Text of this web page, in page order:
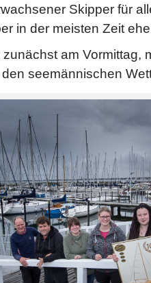
Skipper für
in der meisten Zeit
am Vormittag,
seemännischen